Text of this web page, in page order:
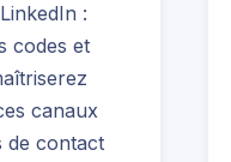
:
codes et
canaux
de contact